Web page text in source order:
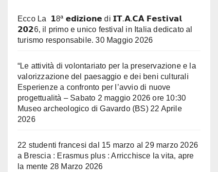
Ecco La 𝟭8ª 𝗲𝗱𝗶𝘇𝗶𝗼𝗻𝗲 di 𝗜𝗧.𝗔.𝗖𝗔̀ 𝗙𝗲𝘀𝘁𝗶𝘃𝗮𝗹
𝟮𝟬𝟮6, il primo e unico festival in Italia dedicato al
turismo responsabile. 30 Maggio 2026
“Le attività di volontariato per la preservazione e la
valorizzazione del paesaggio e dei beni culturali
Esperienze a confronto per l’avvio di nuove
progettualità – Sabato 2 maggio 2026 ore 10:30
Museo archeologico di Gavardo (BS) 22 Aprile
2026
22 studenti francesi dal 15 marzo al 29 marzo 2026
a Brescia : Erasmus plus : Arricchisce la vita, apre
la mente 28 Marzo 2026